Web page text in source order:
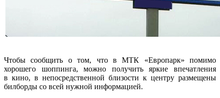
Чтобы сообщить о том, что в МТК «Европарк» помимо
хорошего шоппинга, можно получить яркие впечатления
в кино, в непосредственной близости к центру размещены
билборды со всей нужной информацией.